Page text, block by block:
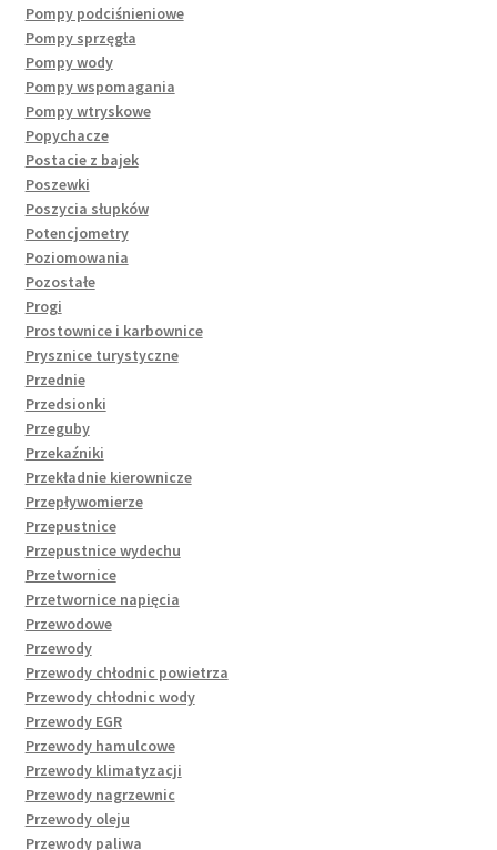
Pompy podciśnieniowe
Pompy sprzęgła
Pompy wody
Pompy wspomagania
Pompy wtryskowe
Popychacze
Postacie z bajek
Poszewki
Poszycia słupków
Potencjometry
Poziomowania
Pozostałe
Progi
Prostownice i karbownice
Prysznice turystyczne
Przednie
Przedsionki
Przeguby
Przekaźniki
Przekładnie kierownicze
Przepływomierze
Przepustnice
Przepustnice wydechu
Przetwornice
Przetwornice napięcia
Przewodowe
Przewody
Przewody chłodnic powietrza
Przewody chłodnic wody
Przewody EGR
Przewody hamulcowe
Przewody klimatyzacji
Przewody nagrzewnic
Przewody oleju
Przewody paliwa